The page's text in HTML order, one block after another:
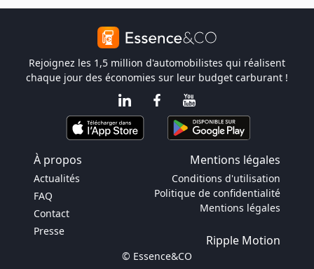
Rejoignez les 1,5 million d'automobilistes qui réalisent
chaque jour des économies sur leur budget carburant !
À propos Mentions légales
Actualités
FAQ
Contact
Presse
Conditions d'utilisation
Politique de confidentialité
Mentions légales
Ripple Motion
© Essence&CO